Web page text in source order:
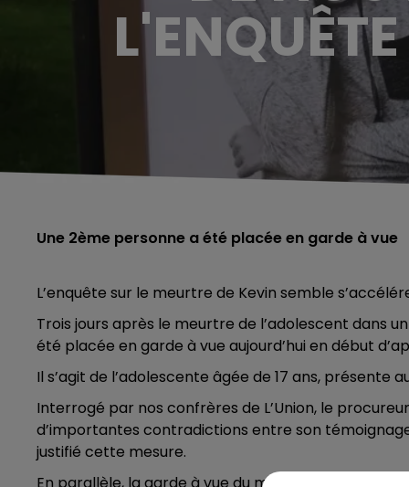
Une 2ème personne a été placée en garde à vue
L’enquête sur le meurtre de Kevin semble
Trois jours après le meurtre de l’adolescent dans
été placée en garde à vue aujourd’hui en début
Il s’agit de l’adolescente âgée de 17 ans,
Interrogé par nos confrères de L’Union, le
d’importantes contradictions entre son
justifié cette mesure.